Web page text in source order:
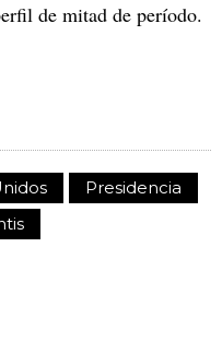
de mitad de período.
Presidencia